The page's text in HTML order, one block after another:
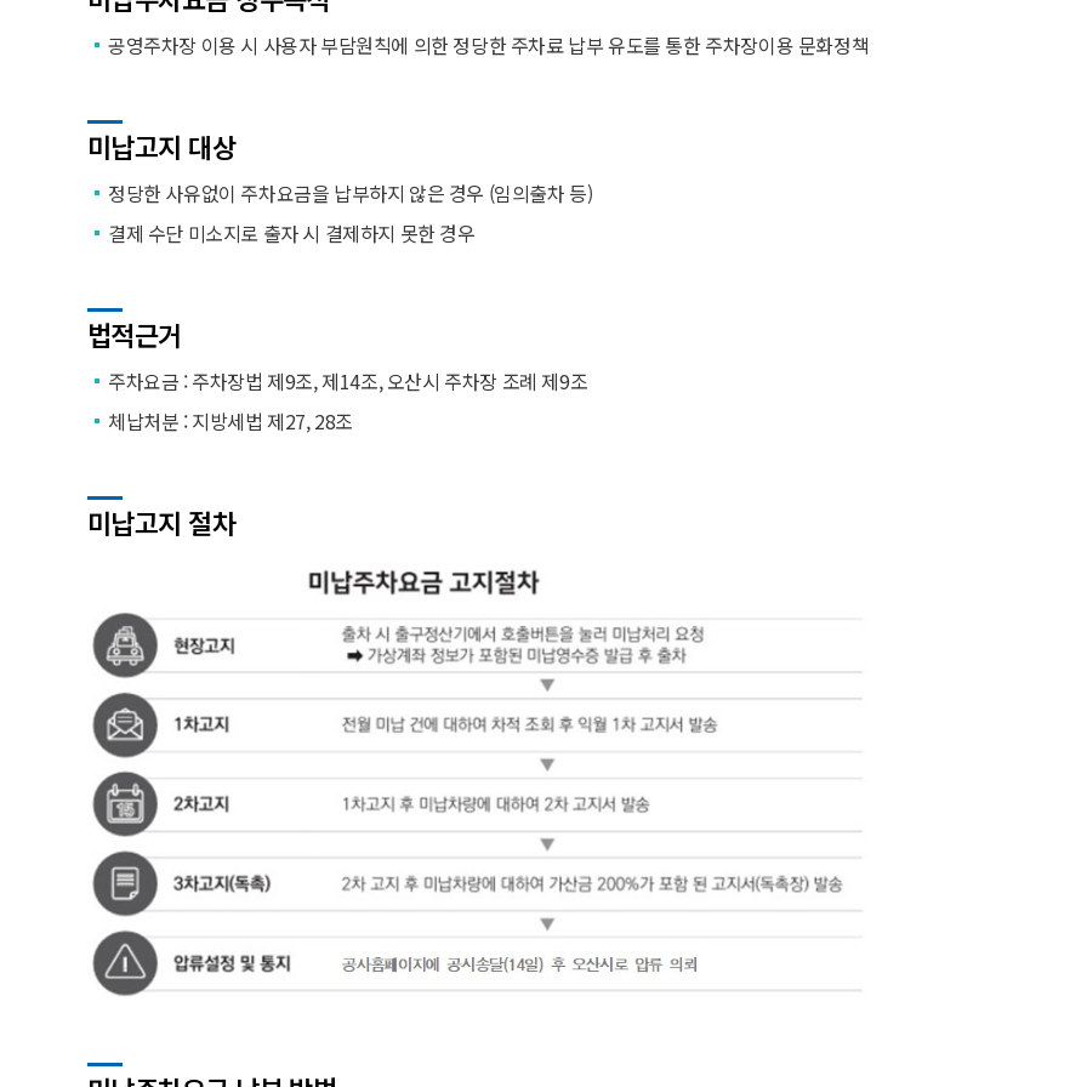
공영주차장 이용 시 사용자 부담원칙에 의한 정당한 주차료 납부 유도를 통한 주차장이용 문화정책
미납고지 대상
정당한 사유없이 주차요금을 납부하지 않은 경우 (임의출차 등)
결제 수단 미소지로 출자 시 결제하지 못한 경우
법적근거
주차요금 : 주차장법 제9조, 제14조, 오산시 주차장 조례 제9조
체납처분 : 지방세법 제27, 28조
미납고지 절차